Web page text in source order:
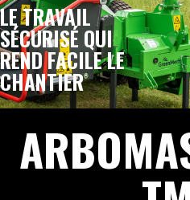
LE TRAVAIL
SÉCURISÉ QUI
REND FACILE LE
CHANTIER